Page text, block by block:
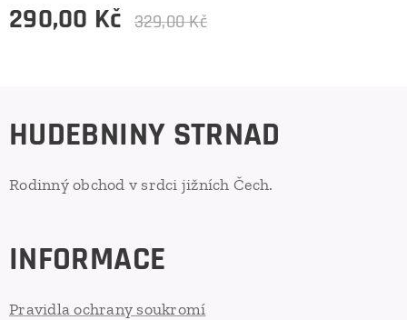
290,00 Kč 329,00Kč
HUDEBNINY STRNAD
Rodinný obchod v srdci jižních Čech.
INFORMACE
Pravidla ochrany soukromí